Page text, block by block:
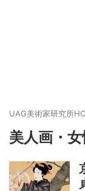
UAG美術家研究所
美人画・